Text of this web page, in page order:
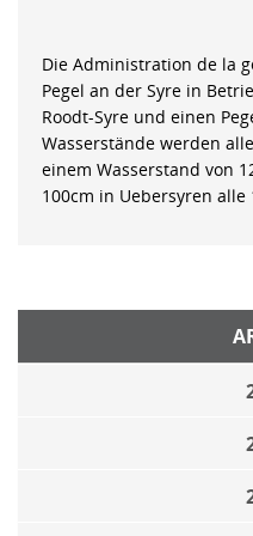
Die Administration de la
Pegel an der Syre in
Roodt-Syre und einen
Wasserstände werden
einem Wasserstand von
100cm in Uebersyren alle